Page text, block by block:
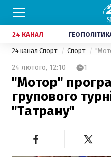
24 КАНАЛ
24 канал Спорт Спорт
24 лютого, 12:10 1
"Мотор"
групового
"Татрану"